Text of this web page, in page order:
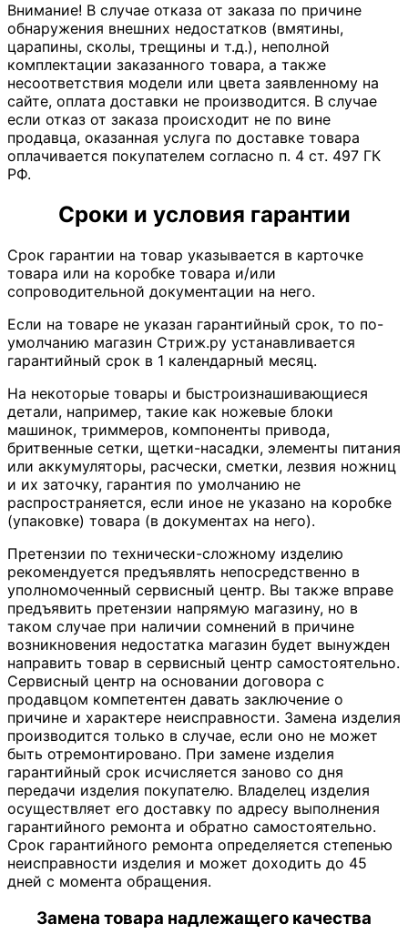
Внимание! В случае отказа от заказа по причине
обнаружения внешних недостатков (вмятины,
царапины, сколы, трещины и т.д.), неполной
комплектации заказанного товара, а также
несоответствия модели или цвета заявленному на
сайте, оплата доставки не производится. В случае
если отказ от заказа происходит не по вине
продавца, оказанная услуга по доставке товара
оплачивается покупателем согласно п. 4 ст. 497 ГК
РФ.
Сроки и условия гарантии
Срок гарантии на товар указывается в карточке
товара или на коробке товара и/или
сопроводительной документации на него.
Если на товаре не указан гарантийный срок, то по-
умолчанию магазин Стриж.ру устанавливается
гарантийный срок в 1 календарный месяц.
На некоторые товары и быстроизнашивающиеся
детали, например, такие как ножевые блоки
машинок, триммеров, компоненты привода,
бритвенные сетки, щетки-насадки, элементы питания
или аккумуляторы, расчески, сметки, лезвия ножниц
и их заточку, гарантия по умолчанию не
распространяется, если иное не указано на коробке
(упаковке) товара (в документах на него).
Претензии по технически-сложному изделию
рекомендуется предъявлять непосредственно в
уполномоченный сервисный центр. Вы также вправе
предъявить претензии напрямую магазину, но в
таком случае при наличии сомнений в причине
возникновения недостатка магазин будет вынужден
направить товар в сервисный центр самостоятельно.
Сервисный центр на основании договора с
продавцом компетентен давать заключение о
причине и характере неисправности. Замена изделия
производится только в случае, если оно не может
быть отремонтировано. При замене изделия
гарантийный срок исчисляется заново со дня
передачи изделия покупателю. Владелец изделия
осуществляет его доставку по адресу выполнения
гарантийного ремонта и обратно самостоятельно.
Срок гарантийного ремонта определяется степенью
неисправности изделия и может доходить до 45
дней с момента обращения.
Замена товара надлежащего качества